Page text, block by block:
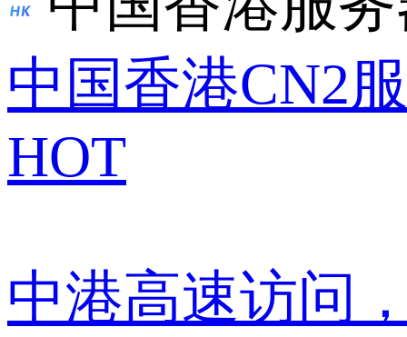
中国香港CN2
HOT
中港高速访问